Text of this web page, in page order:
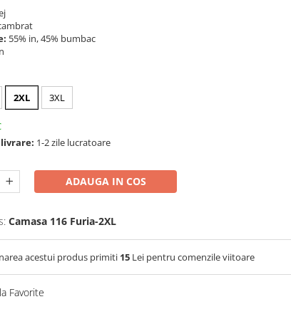
55% in, 45% bumbac
2XL 3XL
1-2 zile lucratoare
ADAUGA IN COS
Camasa 116 Furia-2XL
acestui produs primiti 15 Lei pentru comenzile viitoare
Favorite